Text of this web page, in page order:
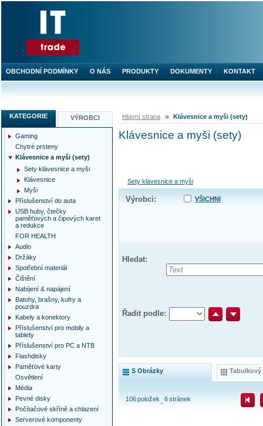
Hlavní strana Klávesnice a myši (sety)
Klávesnice a myši (sety)
Sety klávesnice a myši
Výrobci: VŠICHNI
Hledat:
Řadit podle:
S Obrázky Tabulkový
106položek 6stránek
KATEGORIE VÝROBCI
Gaming
Chytré prsteny
Klávesnice a myši (sety)
Sety klávesnice a myši
Klávesnice
Myši
Příslušenství do auta
USB huby, čtečky
paměťových a čipových karet
a redukce
FOR HEALTH
Audio
Držáky
Spotřební materiál
Čištění
Nabíjení & napájení
Batohy, brašny, kufry a
pouzdra
Kabely a konektory
Příslušenství pro mobily a
tablety
Příslušenství pro PC a NTB
Flashdisky
Paměťové karty
Osvětlení
Média
Pevné disky
Počítačové skříně a chlazení
Serverové komponenty
OBCHODNÍ PODMÍNKY O NÁS PRODUKTY DOKUMENTY KONTAKT